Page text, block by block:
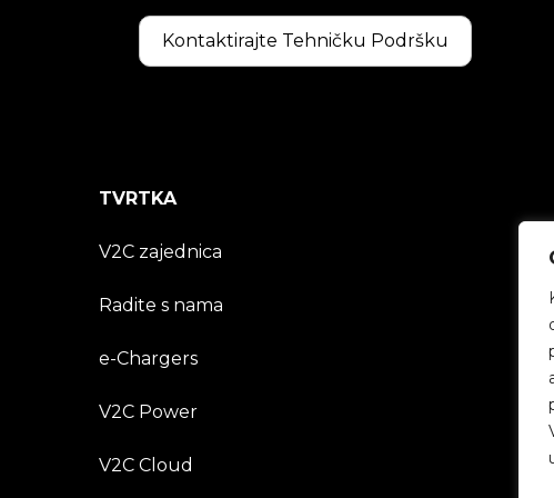
Kontaktirajte Tehničku Podršku
TVRTKA
V2C zajednica
Radite s nama
e-Chargers
V2C Power
V2C Cloud